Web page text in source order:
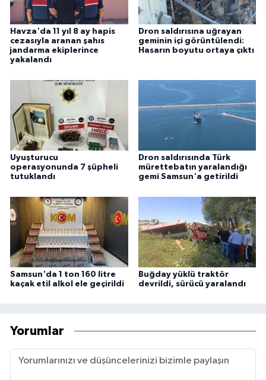
Havza'da 11 yıl 8 ay hapis
cezasıyla aranan şahıs
jandarma ekiplerince
yakalandı
Dron saldırısına uğrayan
geminin içi görüntülendi:
Hasarın boyutu ortaya çıktı
Uyuşturucu
operasyonunda 7 şüpheli
tutuklandı
Dron saldırısında Türk
mürettebatın yaralandığı
gemi Samsun'a getirildi
Samsun'da 1 ton 160 litre
kaçak etil alkol ele geçirildi
Buğday yüklü traktör
devrildi, sürücü yaralandı
Yorumlar